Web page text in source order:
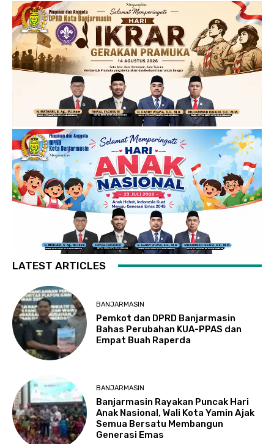
LATEST ARTICLES
BANJARMASIN
Pemkot dan DPRD Banjarmasin
Bahas Perubahan KUA-PPAS dan
Empat Buah Raperda
BANJARMASIN
Banjarmasin Rayakan Puncak Hari
Anak Nasional, Wali Kota Yamin Ajak
Semua Bersatu Membangun
Generasi Emas